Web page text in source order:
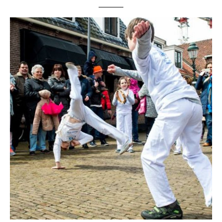
echter de kans om de lokale kinderen van het eiland kennis
te laten maken met capoeira. Bij onze workshops en
capoeiralessen staat het maken van plezier voorop. De
kinderen kregen een introductie van de basisbewegingen
van capoeira in combinatie met muziek. De workshops
werden verzorgd door mestre Grilo. Als verassing voor de
kinderen en leerkrachten van de school,
werd hij ondersteund door contramestre Pé de Vento van de
groep Biriba Brasil en enkele leerlingen van de beide
leraren. Wil je meer weten over de speelse en energieke
workshops van Grilo Capoeira voor kids of volwassenen? Klik
op: workshop capoeira Neem een kijkje in het fotoalbum van
de workshops: – Foto’s capoeiraworkshop voor kinderen
basisschool OBS ‘t Jok Terschelling […]